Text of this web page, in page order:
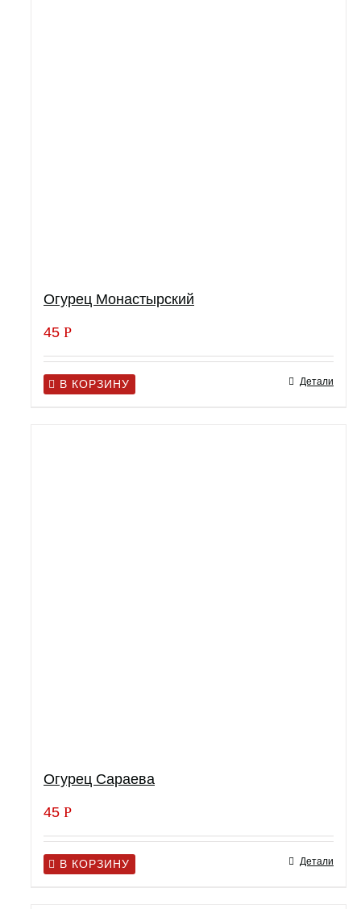
Огурец Монастырский
45 Р
В КОРЗИНУ Детали
Огурец Сараева
45 Р
В КОРЗИНУ Детали